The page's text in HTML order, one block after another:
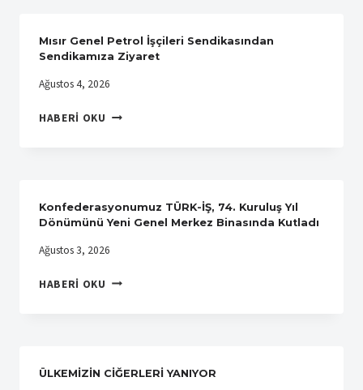
AĞIZ
DIŞ
ANLAŞMASI
Mısır Genel Petrol İşçileri Sendikasından
Sendikamıza Ziyaret
Ağustos 4, 2026
HABERI OKU MISIR
SENDIKAMIZA
ZIYARET
Konfederasyonumuz TÜRK-İŞ, 74. Kuruluş Yıl
Dönümünü Yeni Genel Merkez Binasında Kutladı
Ağustos 3, 2026
HABERI OKU KONFEDERASYONUMUZ
YIL
DÖNÜMÜNÜ
ÜLKEMİZİN CİĞERLERİ YANIYOR